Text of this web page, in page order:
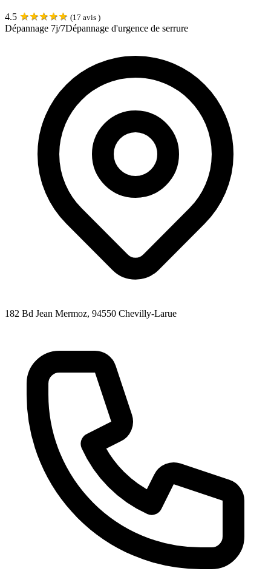
4.5 ★★★★★ (17 avis )
Dépannage 7j/7Dépannage d'urgence de serrure
182 Bd Jean Mermoz, 94550 Chevilly-Larue